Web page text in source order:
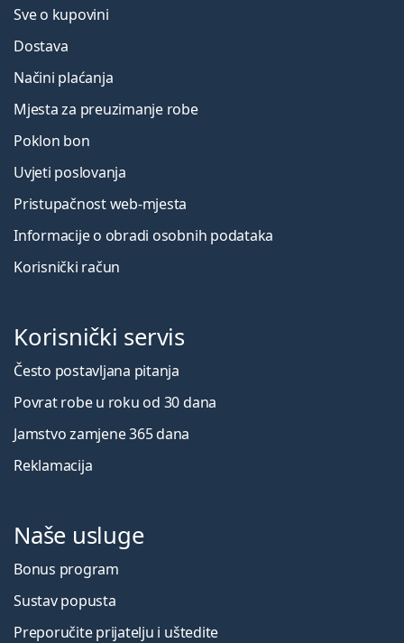
Sve o kupovini
Dostava
Načini plaćanja
Mjesta za preuzimanje robe
Poklon bon
Uvjeti poslovanja
Pristupačnost web-mjesta
Informacije o obradi osobnih podataka
Korisnički račun
Korisnički servis
Često postavljana pitanja
Povrat robe u roku od 30 dana
Jamstvo zamjene 365 dana
Reklamacija
Naše usluge
Bonus program
Sustav popusta
Preporučite prijatelju i uštedite